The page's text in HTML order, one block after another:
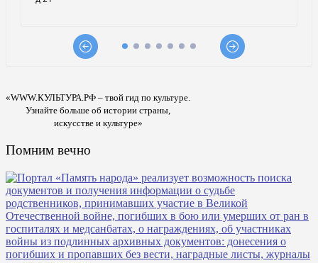
«WWW.КУЛЬТУРА.РФ – твой гид по культуре.
Узнайте больше об истории страны,
искусстве и культуре»
Помним вечно